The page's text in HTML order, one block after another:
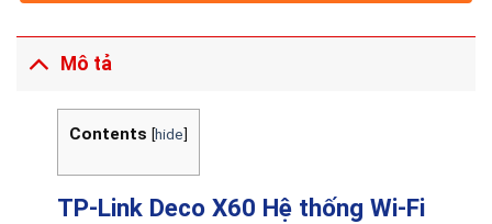
Mô tả
Contents [hide]
TP-Link Deco X60 Hệ thống Wi-Fi